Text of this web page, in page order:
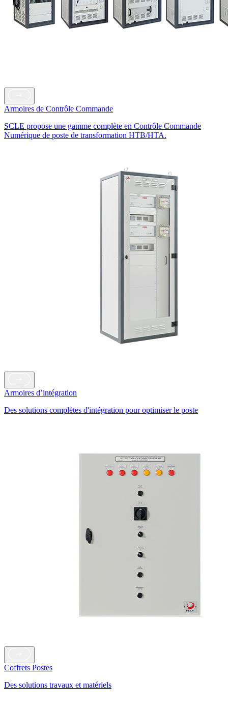
Armoires de Contrôle Commande
SCLE propose une gamme complète en Contrôle Commande
Numérique de poste de transformation HTB/HTA.
Armoires d’intégration
Des solutions complètes d'intégration pour optimiser le poste
Coffrets Postes
Des solutions travaux et matériels